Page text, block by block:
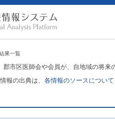
果一覧
郡市区医師会や会員が、自地域の将
報の出典は、各情報のソースについて